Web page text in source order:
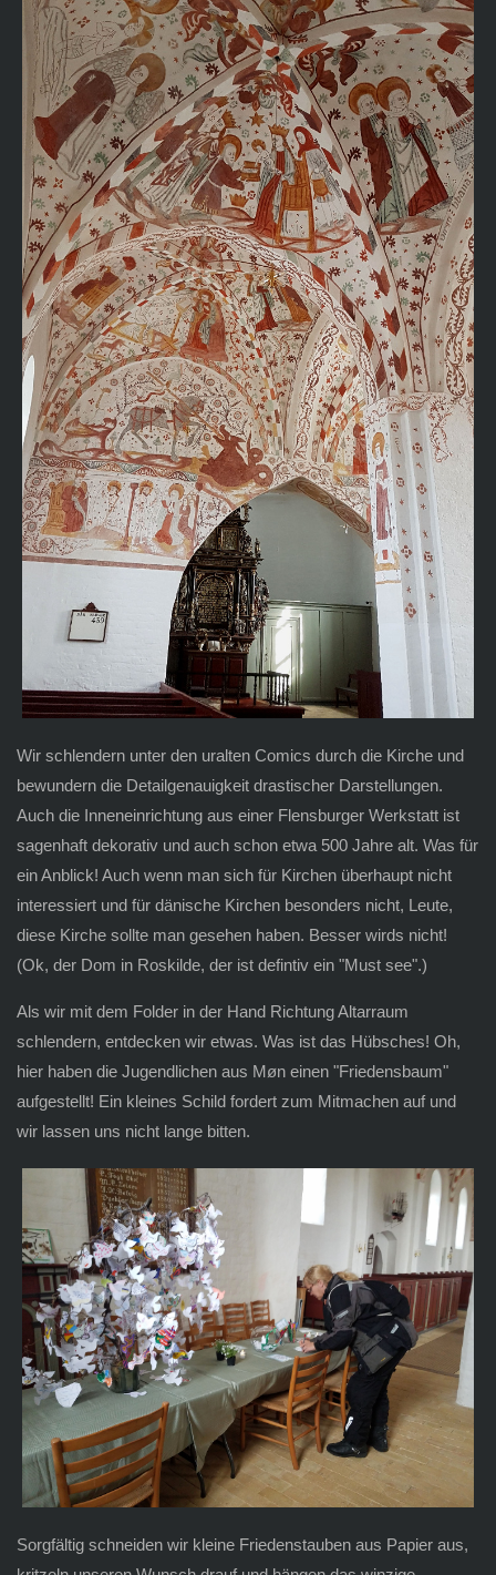
Wir schlendern unter den uralten Comics durch die Kirche und
bewundern die Detailgenauigkeit drastischer Darstellungen.
Auch die Inneneinrichtung aus einer Flensburger Werkstatt ist
sagenhaft dekorativ und auch schon etwa 500 Jahre alt. Was für
ein Anblick! Auch wenn man sich für Kirchen überhaupt nicht
interessiert und für dänische Kirchen besonders nicht, Leute,
diese Kirche sollte man gesehen haben. Besser wirds nicht!
(Ok, der Dom in Roskilde, der ist defintiv ein "Must see".)
Als wir mit dem Folder in der Hand Richtung Altarraum
schlendern, entdecken wir etwas. Was ist das Hübsches! Oh,
hier haben die Jugendlichen aus Møn einen "Friedensbaum"
aufgestellt! Ein kleines Schild fordert zum Mitmachen auf und
wir lassen uns nicht lange bitten.
Sorgfältig schneiden wir kleine Friedenstauben aus Papier aus,